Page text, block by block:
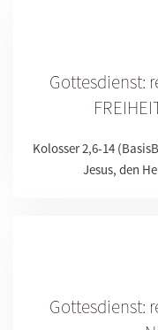
Gottesdienst:
Kolosser 2,6-14
Jesus, den
Gottesdienst: